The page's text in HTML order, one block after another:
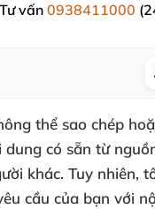
vấn0938411000
thể sao chép
dung có sẵn từ
khác. Tuy nhiên,
cầu của bạn với